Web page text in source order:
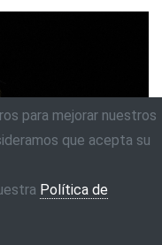
para mejorar nuestros
que acepta su
Política de